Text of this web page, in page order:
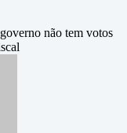
não tem votos